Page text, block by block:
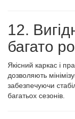
12.
багато
Якісний каркас і
дозволяють
забезпечуючи
багатьох сезонів.